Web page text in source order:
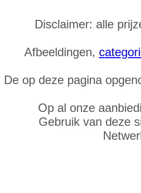
Disclaimer: alle
Afbeeldingen,
De op deze pagina
Op al onze
Gebruik van deze